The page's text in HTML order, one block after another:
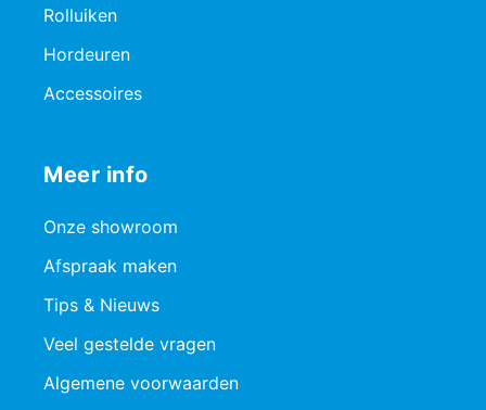
Rolluiken
Hordeuren
Accessoires
Meer info
Onze showroom
Afspraak maken
Tips & Nieuws
Veel gestelde vragen
Algemene voorwaarden